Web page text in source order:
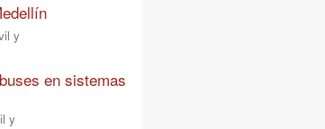
y
en sistemas
y